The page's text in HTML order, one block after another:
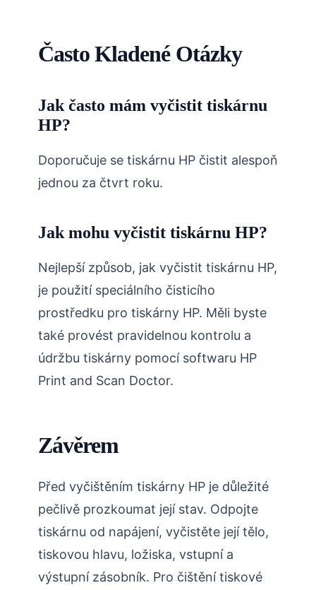
Často Kladené Otázky
Jak často mám vyčistit tiskárnu
HP?
Doporučuje se tiskárnu HP čistit alespoň
jednou za čtvrt roku.
Jak mohu vyčistit tiskárnu HP?
Nejlepší způsob, jak vyčistit tiskárnu HP,
je použití speciálního čisticího
prostředku pro tiskárny HP. Měli byste
také provést pravidelnou kontrolu a
údržbu tiskárny pomocí softwaru HP
Print and Scan Doctor.
Závěrem
Před vyčištěním tiskárny HP je důležité
pečlivě prozkoumat její stav. Odpojte
tiskárnu od napájení, vyčistěte její tělo,
tiskovou hlavu, ložiska, vstupní a
výstupní zásobník. Pro čištění tiskové